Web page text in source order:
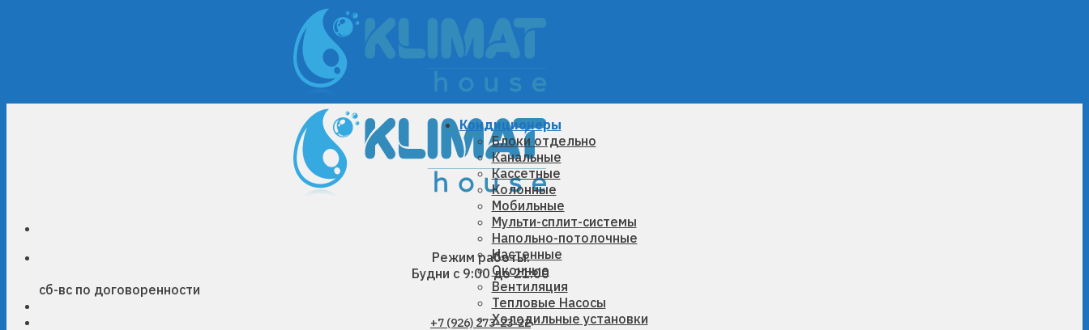
Режим работы:
Будни с 9:00 до 21:00
сб-вс по договоренности
+7 (926) 273-23-22
Кондиционеры
Блоки отдельно
Канальные
Кассетные
Колонные
Мобильные
Мульти-сплит-системы
Напольно-потолочные
Настенные
Оконные
Вентиляция
Тепловые Насосы
Холодильные установки